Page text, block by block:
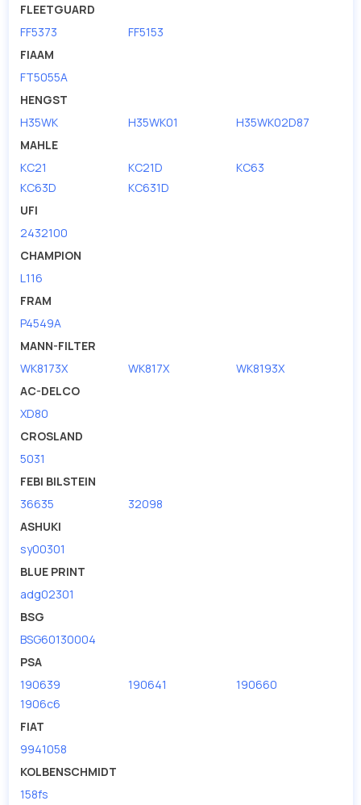
FLEETGUARD
FF5373
FF5153
FIAAM
FT5055A
HENGST
H35WK
H35WK01
H35WK02D87
MAHLE
KC21
KC21D
KC63
KC63D
KC631D
UFI
2432100
CHAMPION
L116
FRAM
P4549A
MANN-FILTER
WK8173X
WK817X
WK8193X
AC-DELCO
XD80
CROSLAND
5031
FEBI BILSTEIN
36635
32098
ASHUKI
sy00301
BLUE PRINT
adg02301
BSG
BSG60130004
PSA
190639
190641
190660
1906c6
FIAT
9941058
KOLBENSCHMIDT
158fs